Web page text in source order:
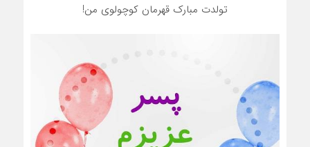
تولدت مبارک قهرمان کوچولوی من!